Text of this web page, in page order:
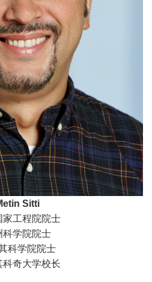
Sitti
家工程院院士
科学院院士
科学院院士
科奇大学校长